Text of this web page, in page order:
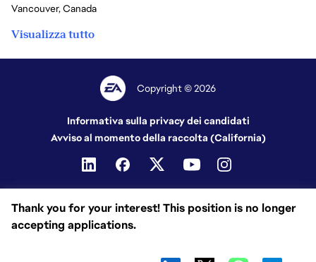
Thank you for your interest! This position is no longer
accepting applications.
Vancouver, Canada
Visualizza tutto
Copyright © 2026
Informativa sulla privacy dei candidati
Avviso al momento della raccolta (California)